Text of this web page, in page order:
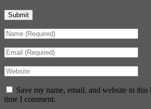
Submit
Save my name, email, and website in
time I comment.